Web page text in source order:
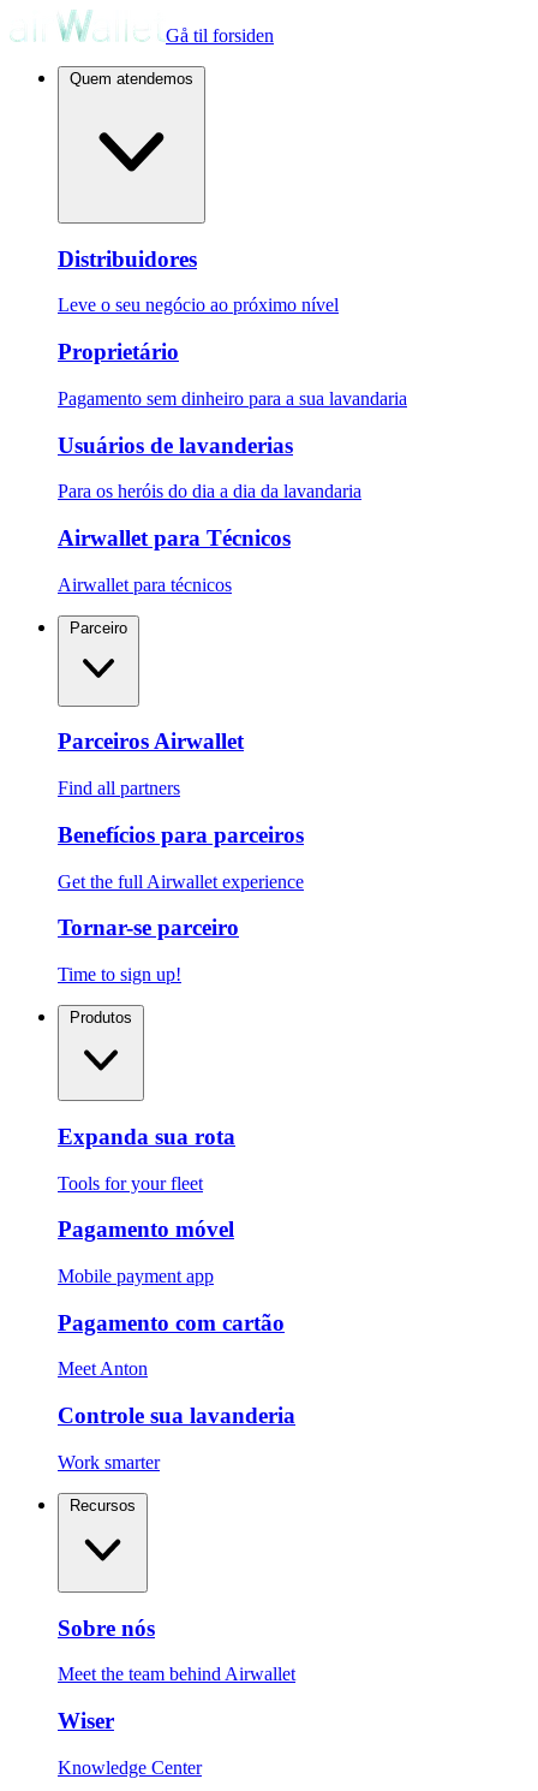
Gå til forsiden
Distribuidores
Leve o seu negócio ao próximo nível
Proprietário
Pagamento sem dinheiro para a sua lavandaria
Usuários de lavanderias
Para os heróis do dia a dia da lavandaria
Airwallet para Técnicos
Airwallet para técnicos
Parceiros Airwallet
Find all partners
Benefícios para parceiros
Get the full Airwallet experience
Tornar-se parceiro
Time to sign up!
Expanda sua rota
Tools for your fleet
Pagamento móvel
Mobile payment app
Pagamento com cartão
Meet Anton
Controle sua lavanderia
Work smarter
Sobre nós
Meet the team behind Airwallet
Wiser
Knowledge Center